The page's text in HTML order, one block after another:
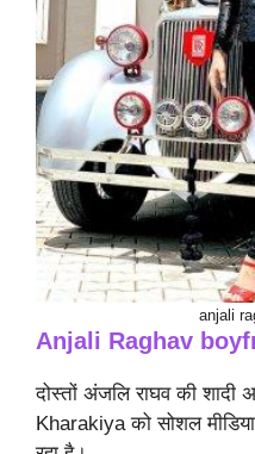
anjali
Anjali Raghav
दोस्तों अंजलि राघव की
Kharakiya को सोशल